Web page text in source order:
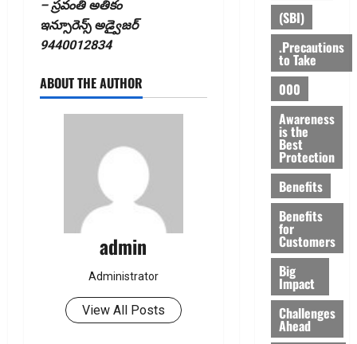
– స్రవంతి అతికం
​ఇన్సూరెన్స్​ అడ్వైజర్​
9440012834
ABOUT THE AUTHOR
admin
Administrator
View All Posts
(SBI)
.Precautions
to Take
000
Awareness
is the
Best
Protection
Benefits
Benefits
for
Customers
Big
Impact
Challenges
Ahead